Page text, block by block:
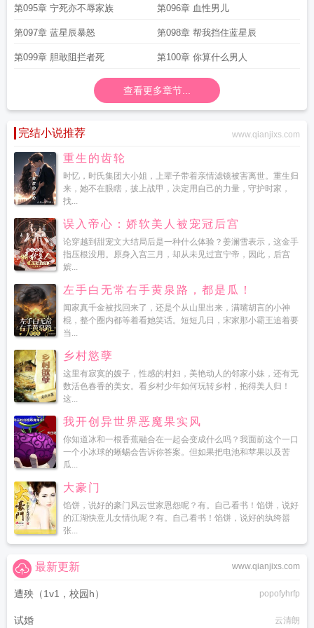
第095章 宁死亦不辱家族 第096章 血性男儿
第097章 蓝星辰暴怒 第098章 帮我挡住蓝星辰
第099章 胆敢阻拦者死 第100章 你算什么男人
查看更多章节...
完结小说推荐 www.qianjixs.com
重生的齿轮
时忆，时氏集团大小姐，上辈子带着亲情滤镜被害离世。重生归
来，她不在眼瞎，披上战甲，决定用自己的力量，守护时家，
找...
误入帝心：娇软美人被宠冠后宫
论穿越到甜宠文大结局后是一种什么体验？姜澜雪表示，这金手
指压根没用。原身入宫三月，却从未见过宣宁帝，因此，后宫
嫔...
左手白无常右手黄泉路，都是瓜！
闻家真千金被找回来了，还是个从山里出来，满嘴胡言的小神
棍，整个圈内都等着看她笑话。短短几日，宋家那小霸王追着要
当...
乡村慾孽
这里有寂寞的嫂子，性感的村妇，美艳动人的邻家小妹，还有无
数活色春香的美女。看乡村少年如何玩转乡村，抱得美人归！
这...
我开创异世界恶魔果实风
你知道冰和一根香蕉融合在一起会变成什么吗？我面前这个一口
一个小冰球的蜥蜴会告诉你答案。但如果把电池和苹果以及苦
瓜...
大豪门
馅饼，说好的豪门风云世家恩怨呢？有。自己看书！馅饼，说好
的江湖快意儿女情仇呢？有。自己看书！馅饼，说好的纨绔嚣
张...
www.qianjixs.com
最新更新
遭殃（1v1，校园h） popofyhrfp
试婚 云清朗